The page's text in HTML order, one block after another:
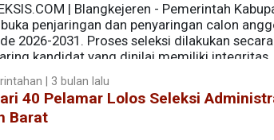
| Blangkejeren - Pemerintah
penjaringan dan penyaringan calon
2026-2031. Proses seleksi dilakukan
kandidat yang dinilai memiliki
dan kekhususan Aceh.
| 3 bulan lalu
40 Pelamar Lolos Seleksi
Barat